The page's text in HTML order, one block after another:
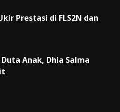
Prestasi di FLS2N dan
Anak, Dhia Salma